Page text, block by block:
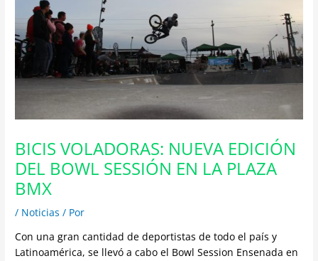
BICIS VOLADORAS: NUEVA EDICIÓN
DEL BOWL SESSIÓN EN LA PLAZA
BMX
/ Noticias / Por
Con una gran cantidad de deportistas de todo el país y
Latinoamérica, se llevó a cabo el Bowl Session Ensenada en